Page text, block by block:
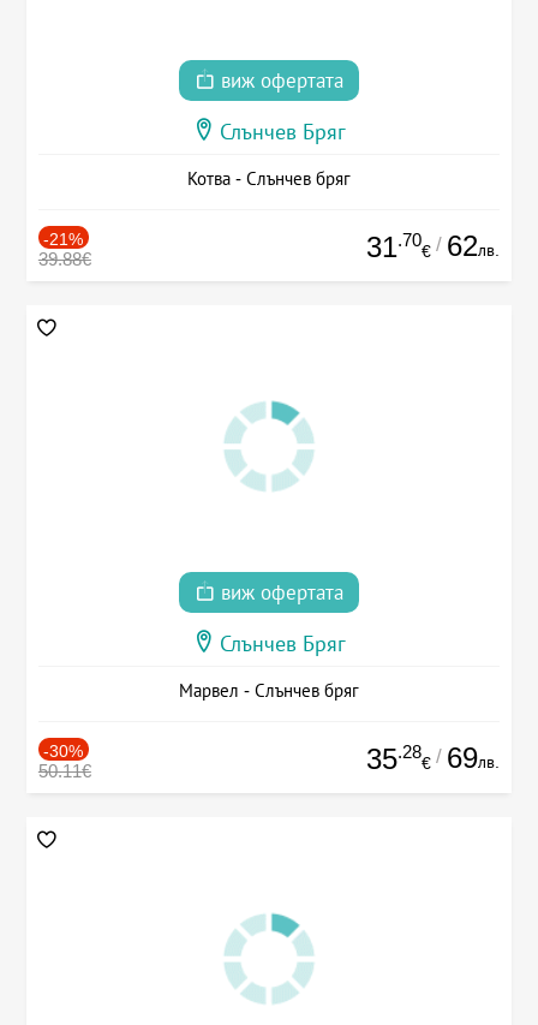
виж офертата
Слънчев Бряг
Котва - Слънчев бряг
-21%
39.88€ 31.70
€ / 62лв.
виж офертата
Слънчев Бряг
Марвел - Слънчев бряг
-30%
50.11€ 35.28
€ / 69лв.